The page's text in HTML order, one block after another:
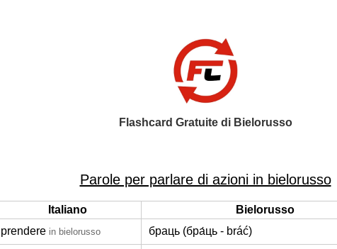
Flashcard Gratuite di Bielorusso
Parole per parlare di azioni in bielorusso
Italiano
Bielorusso
prendere in bielorusso браць (бра́ць - bráć)